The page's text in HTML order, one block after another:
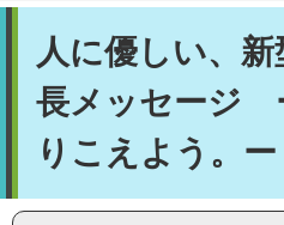
。
て
人に優しい、
長メッセージ
りこえよう。ー